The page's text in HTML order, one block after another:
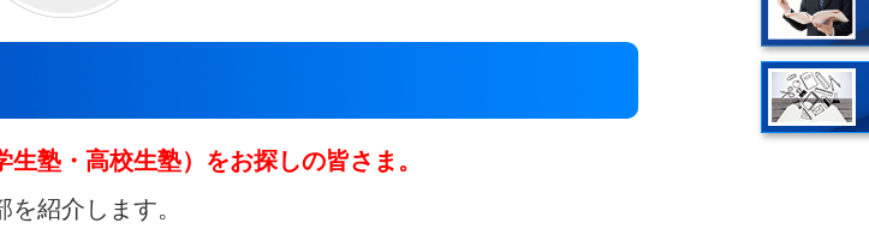
塾・高校生塾）をお探しの皆さま。
紹介します。